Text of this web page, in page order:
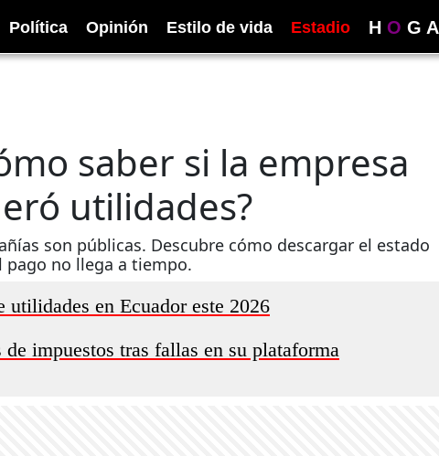
Política Opinión Estilo de vida Estadio H O G A
saber si la empresa
utilidades?
son públicas. Descubre cómo descargar el estado
pago no llega a tiempo.
en Ecuador este 2026
impuestos tras fallas en su plataforma